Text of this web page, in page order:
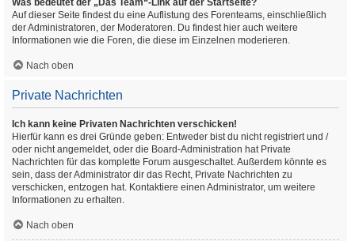
Was bedeutet der „Das Team“-Link auf der Startseite?
Auf dieser Seite findest du eine Auflistung des Forenteams, einschließlich
der Administratoren, der Moderatoren. Du findest hier auch weitere
Informationen wie die Foren, die diese im Einzelnen moderieren.
Nach oben
Private Nachrichten
Ich kann keine Privaten Nachrichten verschicken!
Hierfür kann es drei Gründe geben: Entweder bist du nicht registriert und /
oder nicht angemeldet, oder die Board-Administration hat Private
Nachrichten für das komplette Forum ausgeschaltet. Außerdem könnte es
sein, dass der Administrator dir das Recht, Private Nachrichten zu
verschicken, entzogen hat. Kontaktiere einen Administrator, um weitere
Informationen zu erhalten.
Nach oben